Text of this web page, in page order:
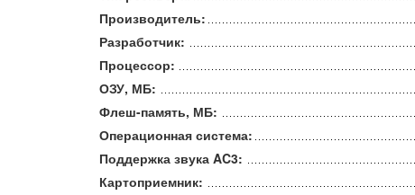
Производитель:
Разработчик:
Процессор:
ОЗУ, МБ:
Флеш-память, МБ:
Операционная система:
Поддержка звука AC3:
Картоприемник: